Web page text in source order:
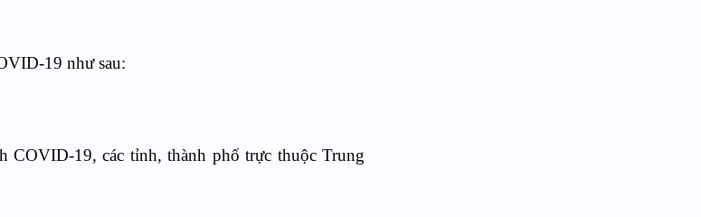
19 như sau:
COVID-19, các tỉnh, thành phố trực thuộc Trung